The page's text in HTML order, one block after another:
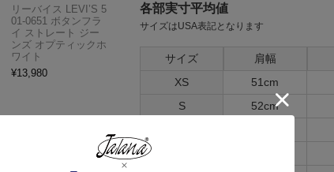
各部実寸平均値
サイズはUSA表記となります
サイズ 肩幅
XS
51cm
S
52cm
リーバイス LEVI’S 5
01-0651 ボタンフラ
イ ストレート ジー
ンズ オプティックホ
ワイト
¥13,980